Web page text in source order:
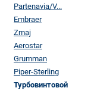
Partenavia/V...
Embraer
Zmaj
Aerostar
Grumman
Piper-Sterling
Турбовинтовой